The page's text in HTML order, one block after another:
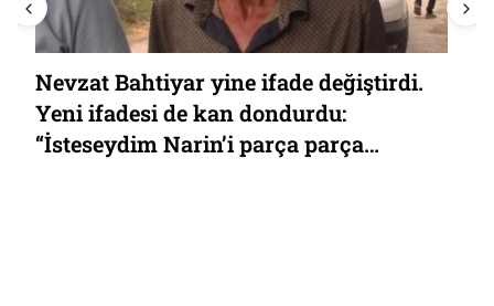
Mert Hakan Yandaş’tan yargılandığı
bahis ve şike davası için ‘FETÖ’ iması:
“Terörist Hakan Şükür” demişti